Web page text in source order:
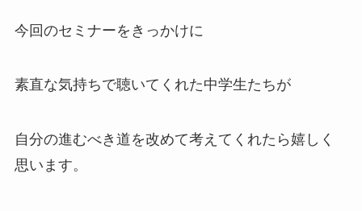
今回のセミナーをきっかけに
素直な気持ちで聴いてくれた中学生たちが
自分の進むべき道を改めて考えてくれたら嬉しく
思います。